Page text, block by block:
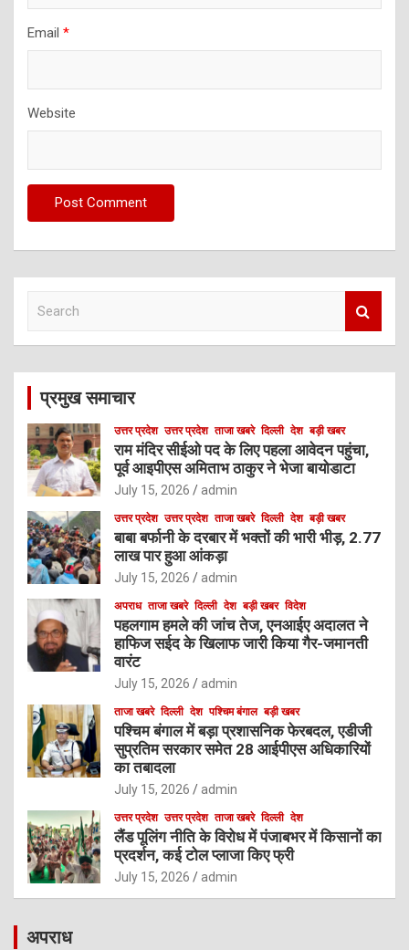
Email *
Website
c
प्रमुख समाचार
उत्तर प्रदेश उत्तर प्रदेश ताजा खबरे दिल्ली देश बड़ी खबर
राम मंदिर सीईओ पद के लिए पहला आवेदन पहुंचा,
पूर्व आइपीएस अमिताभ ठाकुर ने भेजा बायोडाटा
July 15, 2026 admin
उत्तर प्रदेश उत्तर प्रदेश ताजा खबरे दिल्ली देश बड़ी खबर
बाबा बर्फानी के दरबार में भक्तों की भारी भीड़, 2.77
लाख पार हुआ आंकड़ा
July 15, 2026 admin
अपराध ताजा खबरे दिल्ली देश बड़ी खबर विदेश
पहलगाम हमले की जांच तेज, एनआईए अदालत ने
हाफिज सईद के खिलाफ जारी किया गैर-जमानती
वारंट
July 15, 2026 admin
ताजा खबरे दिल्ली देश पश्चिम बंगाल बड़ी खबर
पश्चिम बंगाल में बड़ा प्रशासनिक फेरबदल, एडीजी
सुप्रतिम सरकार समेत 28 आईपीएस अधिकारियों
का तबादला
July 15, 2026 admin
उत्तर प्रदेश उत्तर प्रदेश ताजा खबरे दिल्ली देश
लैंड पूलिंग नीति के विरोध में पंजाबभर में किसानों का
प्रदर्शन, कई टोल प्लाजा किए फ्री
July 15, 2026 admin
अपराध